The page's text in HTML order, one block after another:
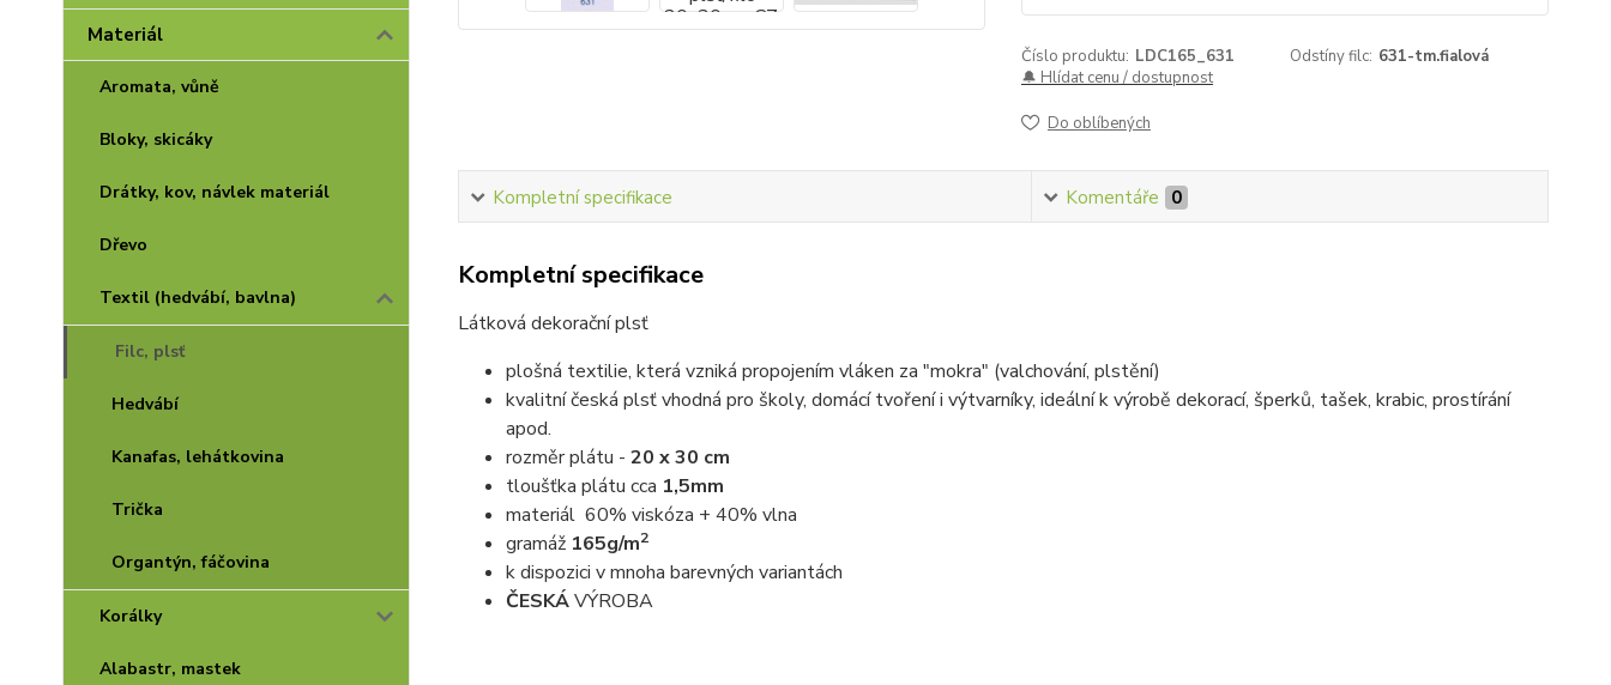
Materiál
Aromata, vůně
Bloky, skicáky
Drátky, kov, návlek materiál
Dřevo
Textil (hedvábí, bavlna)
Filc, plsť
Hedvábí
Kanafas, lehátkovina
Trička
Organtýn, fáčovina
Korálky
Alabastr, mastek
Číslo produktu: LDC165_631 Odstíny filc: 631-tm.fialová
🔔 Hlídat cenu / dostupnost
Do oblíbených
Kompletní specifikace Komentáře 0
Kompletní specifikace
Látková dekorační plsť
plošná textilie, která vzniká propojením vláken za "mokra" (valchování, plstění)
kvalitní česká plsť vhodná pro školy, domácí tvoření i výtvarníky, ideální k výrobě dekorací, šperků, tašek, krabic, prostírání
apod.
rozměr plátu - 20 x 30 cm
tloušťka plátu cca 1,5mm
materiál 60% viskóza + 40% vlna
gramáž 165g/m2
k dispozici v mnoha barevných variantách
ČESKÁVÝROBA